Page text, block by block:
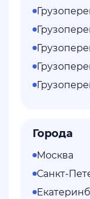
Города
Москва
Санкт-